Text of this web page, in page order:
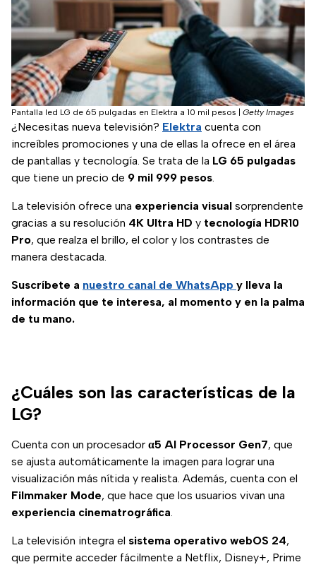
Pantalla led LG de 65 pulgadas en Elektra a 10 mil pesos Getty Images
¿Necesitas nueva televisión? Elektra cuenta con
increíbles promociones y una de ellas la ofrece en el área
de pantallas y tecnología. Se trata de la LG 65 pulgadas
que tiene un precio de 9 mil 999 pesos.
La televisión ofrece una experiencia visual sorprendente
gracias a su resolución 4K Ultra HD y tecnología HDR10
Pro, que realza el brillo, el color y los contrastes de
manera destacada.
Suscríbete a nuestro canal de WhatsApp y lleva la
información que te interesa, al momento y en la palma
de tu mano.
¿Cuáles son las características de la
LG?
Cuenta con un procesador α5 AI Processor Gen7, que
se ajusta automáticamente la imagen para lograr una
visualización más nítida y realista. Además, cuenta con el
Filmmaker Mode, que hace que los usuarios vivan una
experiencia cinematrográfica.
La televisión integra el sistema operativo webOS 24,
que permite acceder fácilmente a Netflix, Disney+, Prime